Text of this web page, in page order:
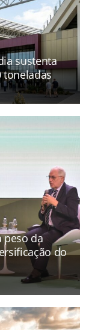
sustenta
toneladas
peso da
do